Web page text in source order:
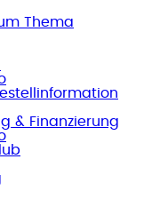
Thema
& Finanzierung